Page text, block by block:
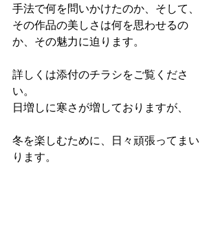
手法で何を問いかけたのか、そして、
その作品の美しさは何を思わせるの
か、その魅力に迫ります。
詳しくは添付のチラシをご覧くださ
い。
日増しに寒さが増しておりますが、
冬を楽しむために、日々頑張ってまい
ります。